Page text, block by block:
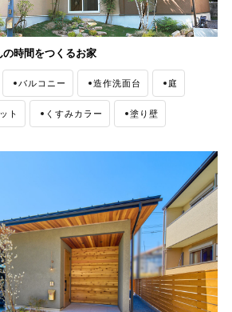
時間をつくるお家
バルコニー 造作洗面台 庭
ト くすみカラー 塗り壁